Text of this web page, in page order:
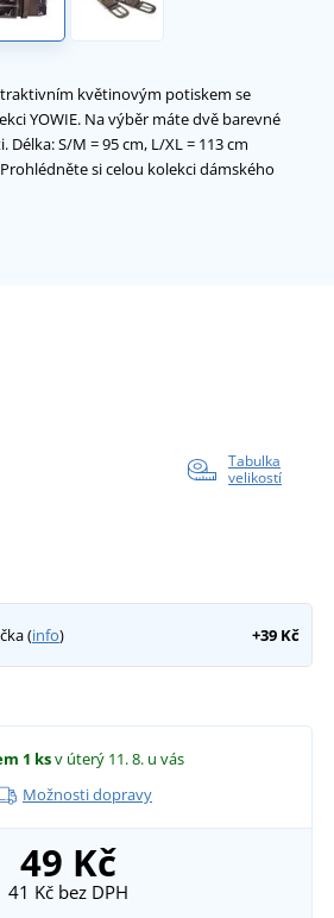
květinovým potiskem se
YOWIE. Na výběr máte dvě barevné
S/M = 95 cm, L/XL = 113 cm
si celou kolekci dámského
Tabulka
velikostí
(info) +39 Kč
1 ksv úterý 11. 8. u vás
Možnosti dopravy
49 Kč
41 Kčbez DPH